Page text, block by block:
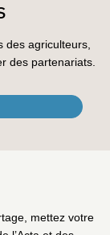
des agriculteurs,
des partenariats.
mettez votre